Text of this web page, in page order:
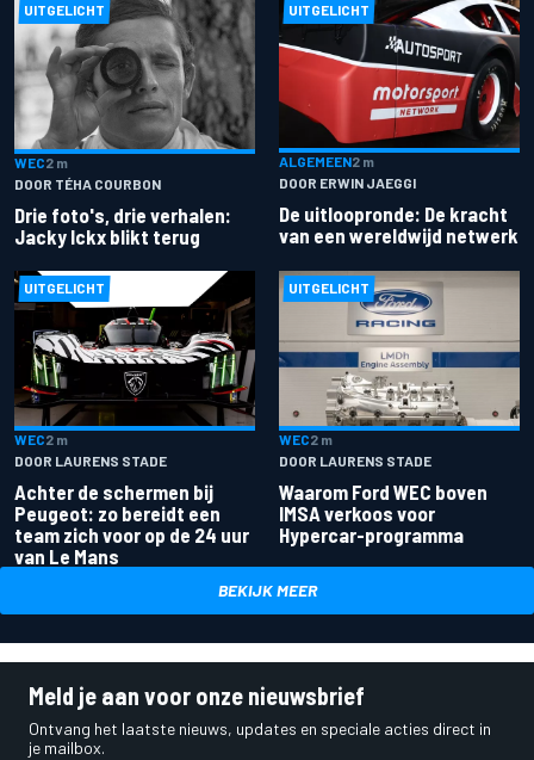
UITGELICHT
WEC2 m
DOOR TÉHA COURBON
Drie foto's, drie verhalen:
Jacky Ickx blikt terug
UITGELICHT
ALGEMEEN2 m
DOOR ERWIN JAEGGI
De uitloopronde: De kracht
van een wereldwijd netwerk
UITGELICHT
WEC2 m
DOOR LAURENS STADE
Achter de schermen bij
Peugeot: zo bereidt een
team zich voor op de 24 uur
van Le Mans
UITGELICHT
WEC2 m
DOOR LAURENS STADE
Waarom Ford WEC boven
IMSA verkoos voor
Hypercar-programma
BEKIJK MEER
Meld je aan voor onze nieuwsbrief
Ontvang het laatste nieuws, updates en speciale acties direct in
je mailbox.